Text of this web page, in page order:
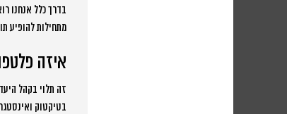
מתחילות להופיע תוך 6-8 שבועות מתחילת
איזה
בטיקטוק